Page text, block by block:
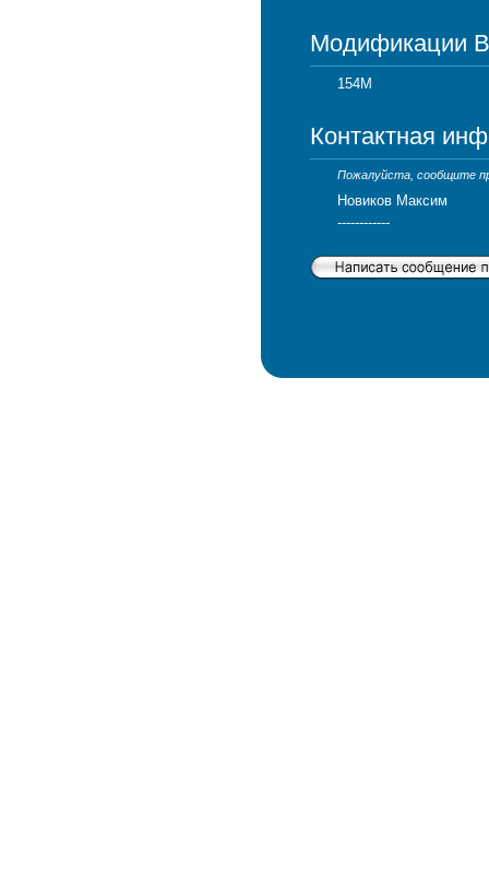
Модификации
154М
Контактная
Пожалуйста, сообщите
Новиков Максим
------------